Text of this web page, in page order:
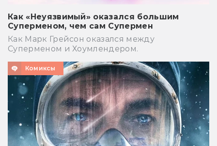
Как «Неуязвимый» оказался большим
Суперменом, чем сам Супермен
Как Марк Грейсон оказался между
Суперменом и Хоумлендером.
Комиксы